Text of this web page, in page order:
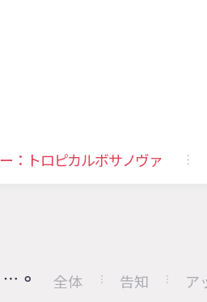
：トロピカルボサノヴァ
全体 告知 ア